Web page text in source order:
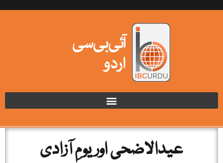
عیدالاضحی اور یومِ آزادی